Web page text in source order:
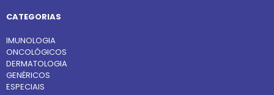
CATEGORIAS
IMUNOLOGIA
ONCOLÓGICOS
DERMATOLOGIA
GENÉRICOS
ESPECIAIS